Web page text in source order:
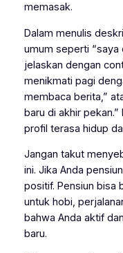
memasak.
Dalam menulis
umum seperti “saya
jelaskan dengan
menikmati pagi
membaca berita,”
baru di akhir
profil terasa hidup
Jangan takut
ini. Jika Anda
positif. Pensiun bisa
untuk hobi,
bahwa Anda aktif
baru.